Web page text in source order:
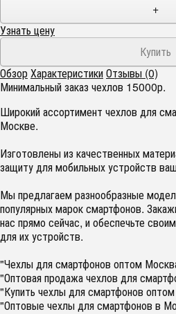
+
Узнать цену
ОбзорХарактеристикиОтзывы (0)
Минимальный заказ чехлов 15000р.
Широкий ассортимент чехлов для
Москве.
Изготовлены из качественных
защиту для мобильных устройств
Мы предлагаем разнообразные
популярных марок смартфонов.
нас прямо сейчас, и обеспечьте
для их устройств.
"Чехлы для смартфонов оптом
"Оптовая продажа чехлов для
"Купить чехлы для смартфонов
"Оптовые чехлы для смартфонов в